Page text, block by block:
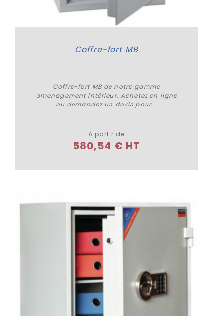
Coffre-fort MB
Coffre-fort MB de notre gamme
amenagement intérieur. Achetez en ligne
ou demandez un devis pour...
À partir de
580,54 € HT